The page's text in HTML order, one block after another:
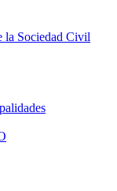
la Sociedad Civil